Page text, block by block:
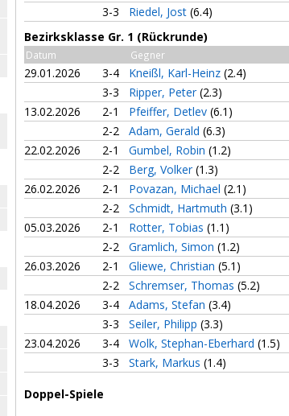
3-3
Riedel, Jost (6.4)
Bezirksklasse Gr. 1 (Rückrunde)
Datum Gegner
29.01.2026 3-4 Kneißl, Karl-Heinz (2.4)
3-3
Ripper, Peter (2.3)
13.02.2026
2-1 Pfeiffer, Detlev (6.1)
2-2
Adam, Gerald (6.3)
22.02.2026
2-1 Gumbel, Robin (1.2)
2-2
Berg, Volker (1.3)
26.02.2026
2-1 Povazan, Michael (2.1)
2-2
Schmidt, Hartmuth (3.1)
05.03.2026
2-1 Rotter, Tobias (1.1)
2-2
Gramlich, Simon (1.2)
26.03.2026
2-1 Gliewe, Christian (5.1)
2-2
Schremser, Thomas (5.2)
18.04.2026
3-4 Adams, Stefan (3.4)
3-3
Seiler, Philipp (3.3)
23.04.2026
3-4 Wolk, Stephan-Eberhard (1.5)
3-3
Stark, Markus (1.4)
Doppel-Spiele